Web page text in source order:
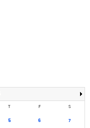
T F S
5 6
7